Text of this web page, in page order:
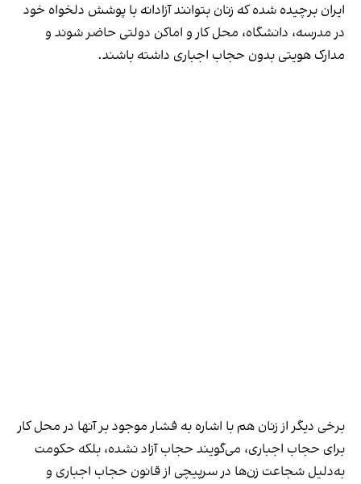
ایران برچیده شده که زنان بتوانند آزادانه با پوشش دلخواه خود
در مدرسه، دانشگاه، محل کار و اماکن دولتی حاضر شوند و
مدارک هویتی بدون حجاب اجباری داشته باشند.
برخی دیگر از زنان هم با اشاره به فشار موجود بر آنها در محل کار
برای حجاب اجباری، می‌گویند حجاب آزاد نشده، بلکه حکومت
به‌دلیل شجاعت زن‌ها در سرپیچی از قانون حجاب اجباری و